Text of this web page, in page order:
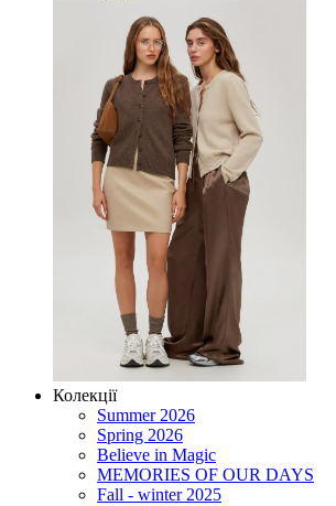
Колекції
Summer 2026
Spring 2026
Believe in Magic
MEMORIES OF OUR DAYS
Fall - winter 2025